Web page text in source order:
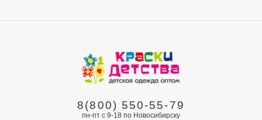
8(800) 550-55-79
пн-пт с 9-18 по Новосибирску